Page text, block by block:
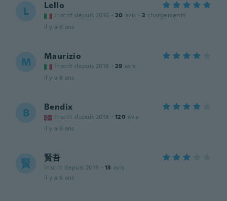
L Lello
Inscrit depuis 2016 · 20 avis · 2 chargements
il y a 6 ans
M Maurizio
Inscrit depuis 2018 · 29 avis
il y a 6 ans
B Bendix
Inscrit depuis 2018 · 120 avis
il y a 6 ans
賢 賢吾
Inscrit depuis 2019 · 13 avis
il y a 6 ans